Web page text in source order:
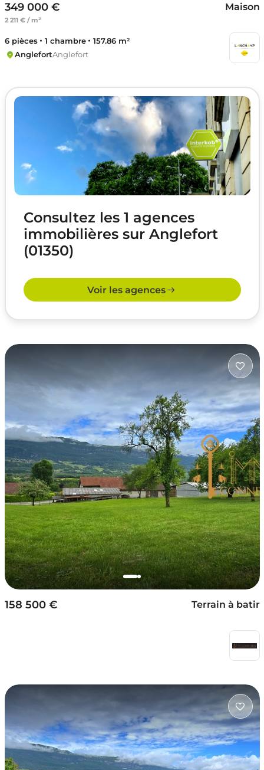
349 000 €
2 211 € / m²
Maison
6 pièces 1 chambre
157.86 m²
AnglefortAnglefort
Consultez les 1 agences
immobilières sur Anglefort
(01350)
Voir les agences
158 500 € Terrain à batir